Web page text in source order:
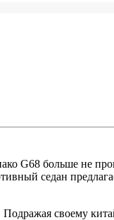
G68 больше не
седан
своему